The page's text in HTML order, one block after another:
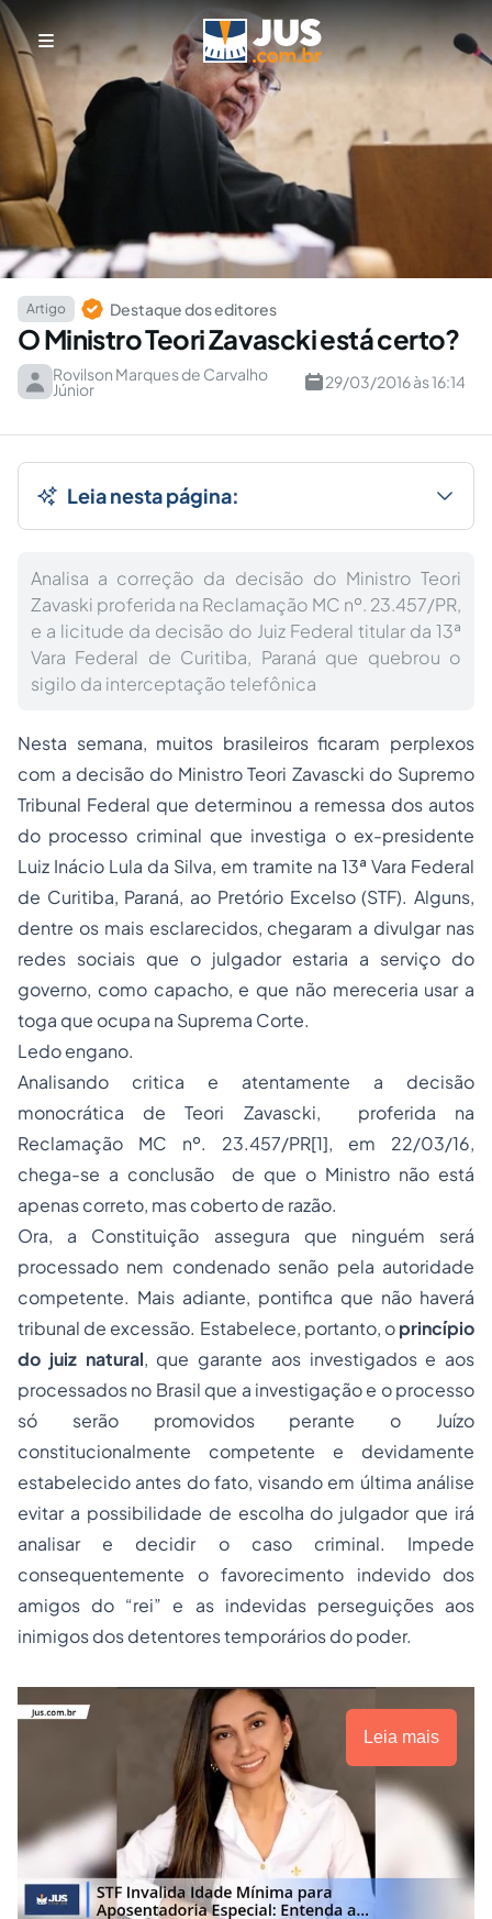
Artigo Destaque dos editores
O Ministro Teori Zavascki está certo?
Rovilson Marques de Carvalho
Júnior 29/03/2016 às 16:14
Leia nesta página:
Analisa a correção da decisão do Ministro Teori
Zavaski proferida na Reclamação MC nº. 23.457/PR,
e a licitude da decisão do Juiz Federal titular da 13ª
Vara Federal de Curitiba, Paraná que quebrou o
sigilo da interceptação telefônica
Nesta semana, muitos brasileiros ficaram perplexos
com a decisão do Ministro Teori Zavascki do Supremo
Tribunal Federal que determinou a remessa dos autos
do processo criminal que investiga o ex-presidente
Luiz Inácio Lula da Silva, em tramite na 13ª Vara Federal
de Curitiba, Paraná, ao Pretório Excelso (STF). Alguns,
dentre os mais esclarecidos, chegaram a divulgar nas
redes sociais que o julgador estaria a serviço do
governo, como capacho, e que não mereceria usar a
toga que ocupa na Suprema Corte.
Ledo engano.
Analisando critica e atentamente a decisão
monocrática de Teori Zavascki, proferida na
Reclamação MC nº. 23.457/PR[1], em 22/03/16,
chega-se a conclusão de que o Ministro não está
apenas correto, mas coberto de razão.
Ora, a Constituição assegura que ninguém será
processado nem condenado senão pela autoridade
competente. Mais adiante, pontifica que não haverá
tribunal de excessão. Estabelece, portanto, oprincípio
do juiz natural, que garante aos investigados e aos
processados no Brasil que a investigação e o processo
só serão promovidos perante o Juízo
constitucionalmente competente e devidamente
estabelecido antes do fato, visando em última análise
evitar a possibilidade de escolha do julgador que irá
analisar e decidir o caso criminal. Impede
consequentemente o favorecimento indevido dos
amigos do “rei” e as indevidas perseguições aos
inimigos dos detentores temporários do poder.
Leia mais